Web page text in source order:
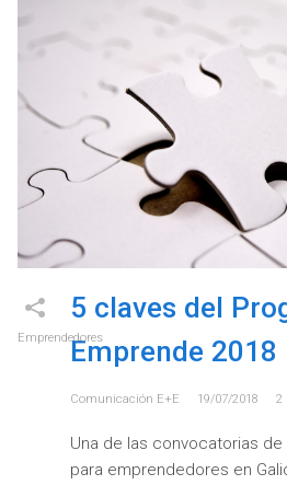
Emprendedores
5 claves del
Emprende 2018
Comunicación E+e 19/07/2018 2
Una de las convocatorias
para emprendedores en